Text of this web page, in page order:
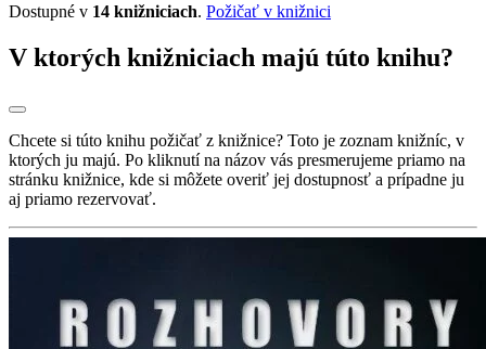
Dostupné v 14 knižniciach. Požičať v knižnici
V ktorých knižniciach majú túto knihu?
Chcete si túto knihu požičať z knižnice? Toto je zoznam knižníc, v
ktorých ju majú. Po kliknutí na názov vás presmerujeme priamo na
stránku knižnice, kde si môžete overiť jej dostupnosť a prípadne ju
aj priamo rezervovať.